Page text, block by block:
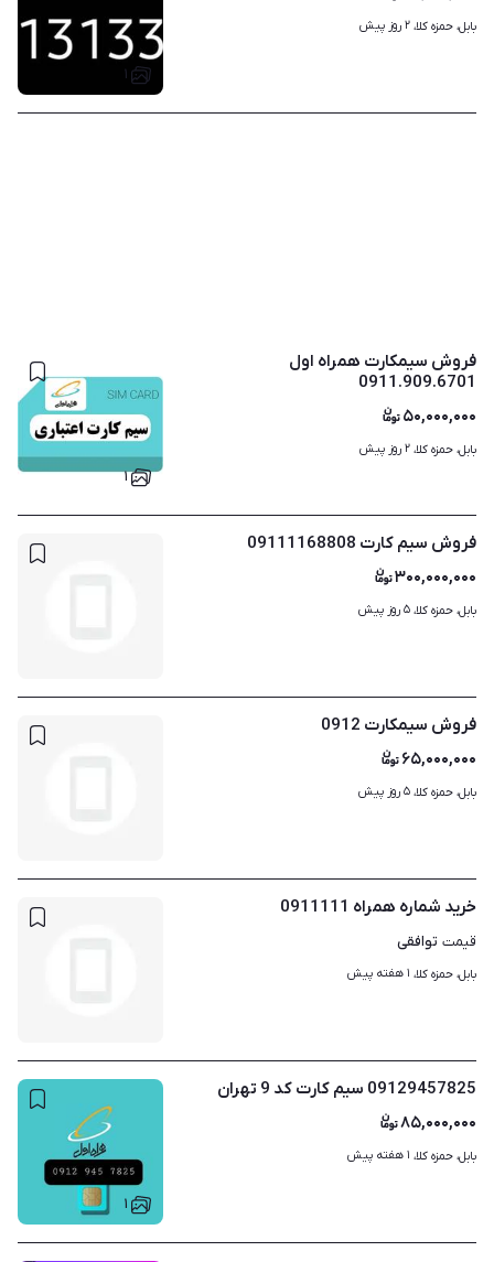
۱
بابل، حمزه کلا، ۲ روز پیش
۱
فروش سیمکارت همراه اول
0911.909.6701
۵۰,۰۰۰,۰۰۰
بابل، حمزه کلا، ۲ روز پیش
فروش سیم کارت 09111168808
۳۰۰,۰۰۰,۰۰۰
بابل، حمزه کلا، ۵ روز پیش
فروش سیمکارت 0912
۶۵,۰۰۰,۰۰۰
بابل، حمزه کلا، ۵ روز پیش
خرید شماره همراه 0911111
قیمت توافقی
بابل، حمزه کلا، ۱ هفته پیش
۱
09129457825 سیم کارت کد 9 تهران
۸۵,۰۰۰,۰۰۰
بابل، حمزه کلا، ۱ هفته پیش